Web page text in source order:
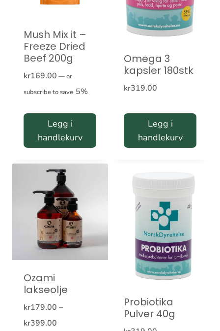
Mush Mix it –
Freeze Dried
Beef 200g
kr169.00 —or
subscribe to save 5%
Legg i
handlekurv
Omega 3
kapsler 180stk
kr319.00
Legg i
handlekurv
Ozami
lakseolje
kr179.00 –
kr399.00
Probiotika
Pulver 40g